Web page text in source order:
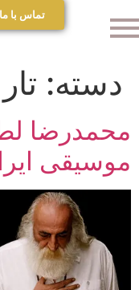
تماس با ما
دسته:
محمدرضا
موسیقی